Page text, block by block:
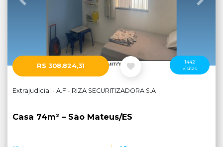
Anterior
R$ 308.824,31
1442
visitas
Extrajudicial - A.F - RIZA SECURITIZADORA S.A
Casa 74m² – São Mateus/ES